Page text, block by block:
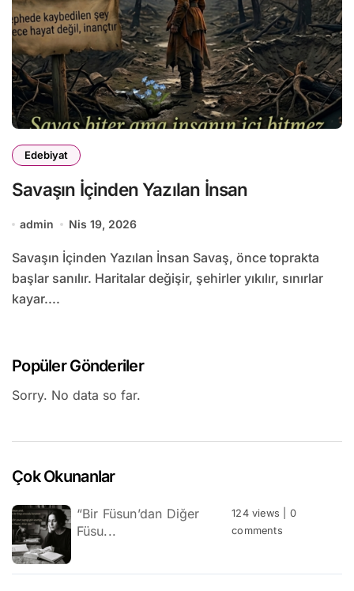
Edebiyat
Savaşın İçinden Yazılan İnsan
admin Nis 19, 2026
Savaşın İçinden Yazılan İnsan Savaş, önce toprakta
başlar sanılır. Haritalar değişir, şehirler yıkılır, sınırlar
kayar....
Popüler Gönderiler
Sorry. No data so far.
Çok Okunanlar
“Bir Füsun’dan Diğer
Füsu...
124 views
0
comments